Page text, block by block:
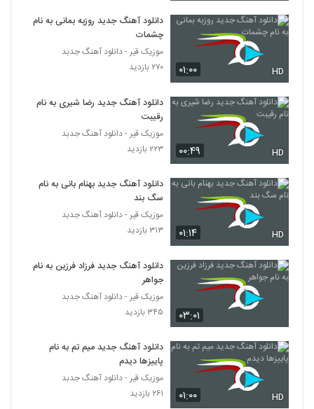
5349
دانلود آهنگ جدید و زیبای علیرضا عبدی با نام
پدر
Farid Nazari Nisti Amma
۲۳۸ بازدید
آهنگ زیبا تر از تو از میثم فائزنیا(پاپ)
5352
Omidreza(I) Mohem Nist
موزیک زیبای رسیدی (رمیکس) از فرشاد افشار
۲۳۵ بازدید
دانلود آهنگ جاوید روزای رفته
5355
موزیک زیبای تنفر از طیب باقری
دانلود آهنگ امیر حاجی قاسمی نمیتونم
۰۱:۰۰ HD
دانلود آهنگ جدید روزبه بمانی به نام
چشمات
موزیک قیر - دانلود آهنگ جدبد
۲۷۰ بازدید
۰۰:۴۹ HD
دانلود آهنگ جدید رضا شیری به نام
رقیبت
موزیک قیر - دانلود آهنگ جدبد
۲۲۳ بازدید
۰۱:۱۴ HD
دانلود آهنگ جدید بهنام بانی به نام
سگ بند
موزیک قیر - دانلود آهنگ جدبد
۳۱۳ بازدید
۰۳:۰۱
دانلود آهنگ جدید فرزاد فرزین به نام
جواهر
موزیک قیر - دانلود آهنگ جدبد
۳۴۵ بازدید
۰۱:۰۰ HD
دانلود آهنگ جدید میم تم به نام
پاییزها دیدم
موزیک قیر - دانلود آهنگ جدبد
۲۶۱ بازدید